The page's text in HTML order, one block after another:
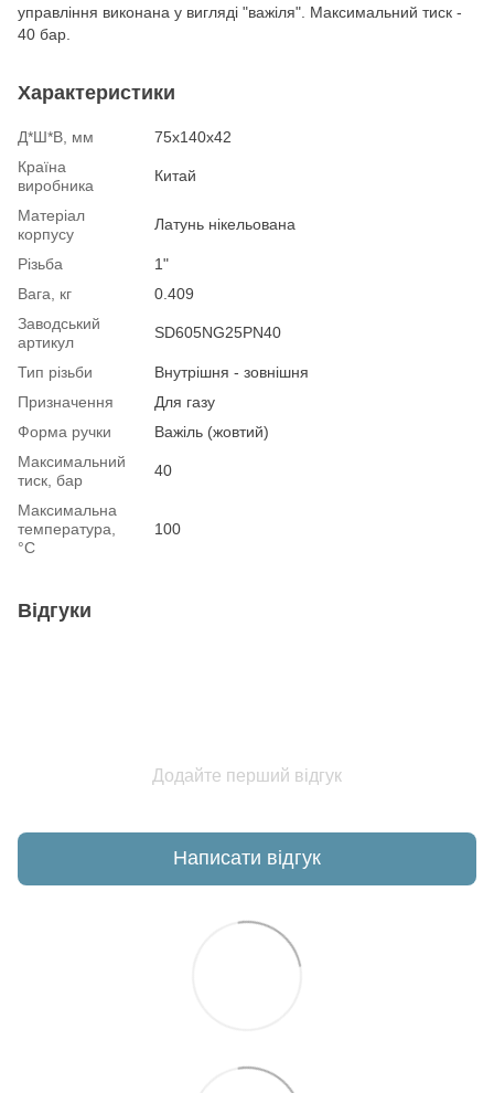
управління виконана у вигляді "важіля". Максимальний тиск -
40 бар.
Характеристики
Д*Ш*В, мм
75х140х42
Країна
виробника
Китай
Матеріал
корпусу
Латунь нікельована
Різьба
1"
Вага, кг
0.409
Заводський
артикул
SD605NG25PN40
Тип різьби
Внутрішня - зовнішня
Призначення
Для газу
Форма ручки
Важіль (жовтий)
Максимальний
тиск, бар
40
Максимальна
температура,
°С
100
Відгуки
Додайте перший відгук
Написати відгук